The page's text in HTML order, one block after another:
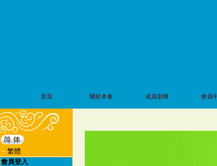
首頁 關於本會 成員架構 會員
繁體
會員登入